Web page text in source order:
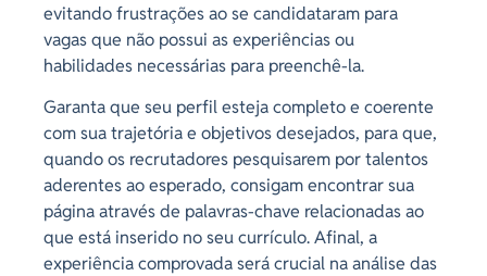
evitando frustrações ao se candidataram para
vagas que não possui as experiências ou
habilidades necessárias para preenchê-la.
Garanta que seu perfil esteja completo e coerente
com sua trajetória e objetivos desejados, para que,
quando os recrutadores pesquisarem por talentos
aderentes ao esperado, consigam encontrar sua
página através de palavras-chave relacionadas ao
que está inserido no seu currículo. Afinal, a
experiência comprovada será crucial na análise das